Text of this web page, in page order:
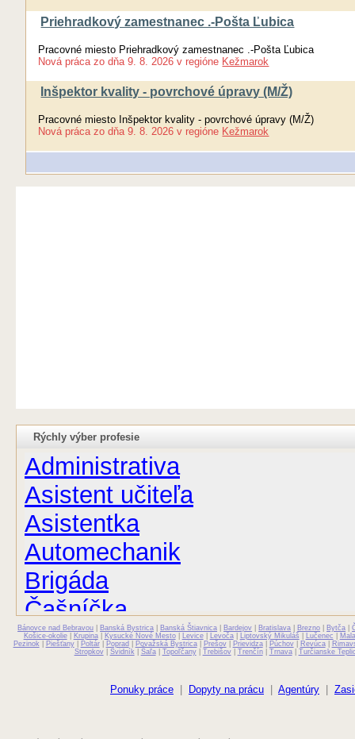
Priehradkový zamestnanec .-Pošta Ľubica
Pracovné miesto Priehradkový zamestnanec .-Pošta Ľubica
Nová práca zo dňa 9. 8. 2026 v regióne Kežmarok
Inšpektor kvality - povrchové úpravy (M/Ž)
Pracovné miesto Inšpektor kvality - povrchové úpravy (M/Ž)
Nová práca zo dňa 9. 8. 2026 v regióne Kežmarok
Rýchly výber profesie
Administrativa
Asistent učiteľa
Asistentka
Automechanik
Brigáda
Čašníčka
Čašník
Farmaceut
Bánovce nad Bebravou Banská Bystrica Banská Štiavnica Bardejov Bratislava Brezno Bytča |
Košice-okolie| Krupina| Kysucké Nové Mesto| Levice| Levoča| Liptovský Mikuláš Lučenec
Pezinok
Piešťany| Poltár| Poprad Považská Bystrica| Prešov| Prievidza| Púchov| Revúca|
Stropkov| Svidník Šaľa| Topoľčany| Trebišov| Trenčín| Trnava| Turčianske
Ponuky práce Dopyty na prácu Agentúry